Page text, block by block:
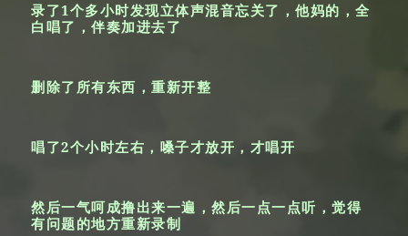
录了1个多小时发现立体声混音忘关了，他妈的，全
白唱了，伴奏加进去了
删除了所有东西，重新开整
唱了2个小时左右，嗓子才放开，才唱开
然后一气呵成撸出来一遍，然后一点一点听，觉得
有问题的地方重新录制